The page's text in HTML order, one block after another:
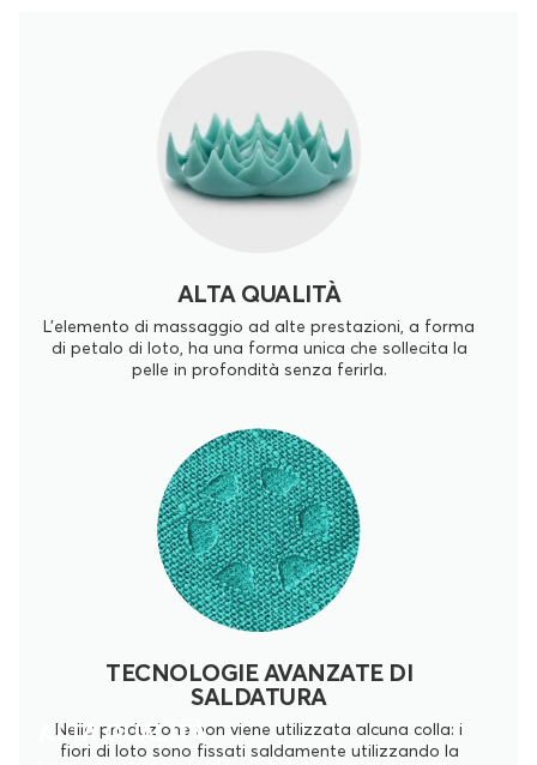
ALTA QUALITÀ
L'elemento di massaggio ad alte prestazioni, a forma
di petalo di loto, ha una forma unica che sollecita la
pelle in profondità senza ferirla.
TECNOLOGIE AVANZATE DI
SALDATURA
Nella produzione non viene utilizzata alcuna colla: i
fiori di loto sono fissati saldamente utilizzando la
ALTA QUALITÀ